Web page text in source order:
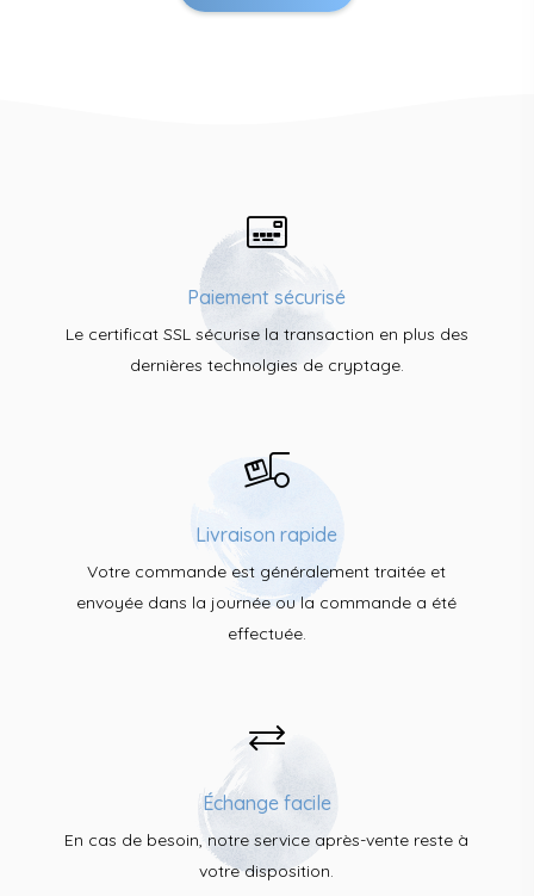
Paiement sécurisé
Le certificat SSL sécurise la transaction en plus des
dernières technolgies de cryptage.
Livraison rapide
Votre commande est généralement traitée et
envoyée dans la journée ou la commande a été
effectuée.
Échange facile
En cas de besoin, notre service après-vente reste à
votre disposition.